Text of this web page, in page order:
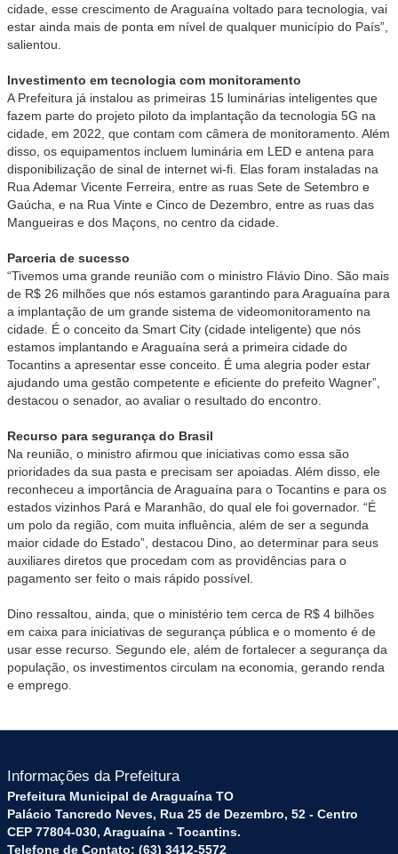
cidade, esse crescimento de Araguaína voltado para tecnologia, vai
estar ainda mais de ponta em nível de qualquer município do País”,
salientou.
Investimento em tecnologia com monitoramento
A Prefeitura já instalou as primeiras 15 luminárias inteligentes que
fazem parte do projeto piloto da implantação da tecnologia 5G na
cidade, em 2022, que contam com câmera de monitoramento. Além
disso, os equipamentos incluem luminária em LED e antena para
disponibilização de sinal de internet wi-fi. Elas foram instaladas na
Rua Ademar Vicente Ferreira, entre as ruas Sete de Setembro e
Gaúcha, e na Rua Vinte e Cinco de Dezembro, entre as ruas das
Mangueiras e dos Maçons, no centro da cidade.
Parceria de sucesso
“Tivemos uma grande reunião com o ministro Flávio Dino. São mais
de R$ 26 milhões que nós estamos garantindo para Araguaína para
a implantação de um grande sistema de videomonitoramento na
cidade. É o conceito da Smart City (cidade inteligente) que nós
estamos implantando e Araguaína será a primeira cidade do
Tocantins a apresentar esse conceito. É uma alegria poder estar
ajudando uma gestão competente e eficiente do prefeito Wagner”,
destacou o senador, ao avaliar o resultado do encontro.
Recurso para segurança do Brasil
Na reunião, o ministro afirmou que iniciativas como essa são
prioridades da sua pasta e precisam ser apoiadas. Além disso, ele
reconheceu a importância de Araguaína para o Tocantins e para os
estados vizinhos Pará e Maranhão, do qual ele foi governador. “É
um polo da região, com muita influência, além de ser a segunda
maior cidade do Estado”, destacou Dino, ao determinar para seus
auxiliares diretos que procedam com as providências para o
pagamento ser feito o mais rápido possível.
Dino ressaltou, ainda, que o ministério tem cerca de R$ 4 bilhões
em caixa para iniciativas de segurança pública e o momento é de
usar esse recurso. Segundo ele, além de fortalecer a segurança da
população, os investimentos circulam na economia, gerando renda
e emprego.
Informações da Prefeitura
Prefeitura Municipal de Araguaína TO
Palácio Tancredo Neves, Rua 25 de Dezembro, 52 - Centro
CEP 77804-030, Araguaína - Tocantins.
Telefone de Contato: (63) 3412-5572